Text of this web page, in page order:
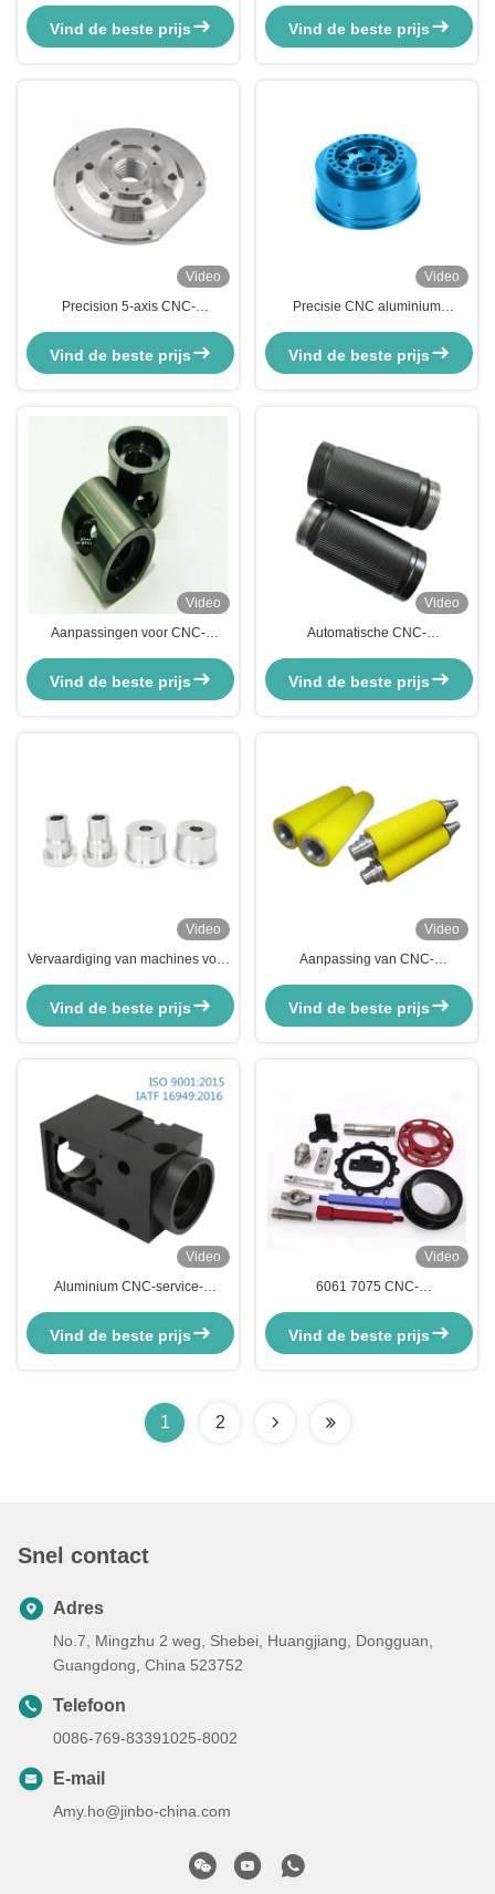
Aluminiumlegering Auto CNC
Draaien Frezen Deel
Vind de beste prijs
precisiedraaicomponenten
Vind de beste prijs
Video
Precision 5-axis CNC-
roestvrij staal messing
aluminiumlegering
Vind de beste prijs
Video
Precisie CNC aluminium
CNC draaibank verspanen
Vind de beste prijs
Video
Aanpassingen voor CNC-
aluminiumonderdelen voor
motorrijwielen
Vind de beste prijs
Video
Automatische CNC-
staal Messing CNC-
draaiwerkbewerkingscentrum
Vind de beste prijs
Video
Vervaardiging van machines voor
voor de vervaardiging van
machines voor de vervaardiging
de vervaardiging van machines
Vind de beste prijs
Video
Aanpassing van CNC-
fietsonderdelen
Vind de beste prijs
Video
Aluminium CNC-service-
Vind de beste prijs
Video
6061 7075 CNC-
mechanische onderdelen van
Vind de beste prijs
1 2
Snel contact
Adres
No.7, Mingzhu 2 weg, Shebei, Huangjiang, Dongguan,
Guangdong, China 523752
Telefoon
0086-769-83391025-8002
E-mail
Amy.ho@jinbo-china.com